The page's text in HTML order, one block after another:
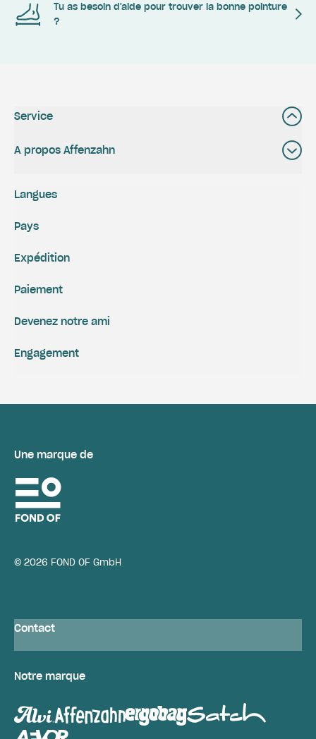
Tu as besoin d'aide pour trouver la bonne pointure
?
Service
A propos Affenzahn
Expédition
Paiement
Engagement
Devenez notre ami
Langues
Pays
Une marque de
© 2026 FOND OF GmbH
Contact
Notre marque